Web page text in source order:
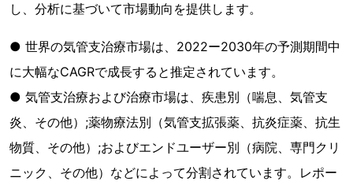
し、分析に基づいて市場動向を提供します。
● 世界の気管支治療市場は、2022ー2030年の予測期間中
に大幅なCAGRで成長すると推定されています。
● 気管支治療および治療市場は、疾患別（喘息、気管支
炎、その他）;薬物療法別（気管支拡張薬、抗炎症薬、抗生
物質、その他）;およびエンドユーザー別（病院、専門クリ
ニック、その他）などによって分割されています。レポー